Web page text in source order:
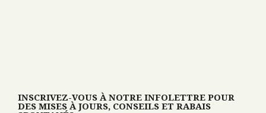
INSCRIVEZ-VOUS À NOTRE INFOLETTRE POUR
DES MISES À JOURS, CONSEILS ET RABAIS